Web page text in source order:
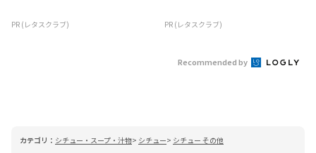
PR (レタスクラブ) PR (レタスクラブ)
Recommended by
カテゴリ： シチュー・スープ・汁物 シチュー
シチュー その他